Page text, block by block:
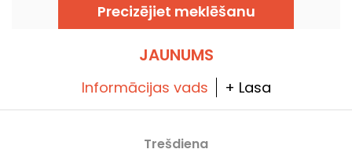
Precizējiet meklēšanu
JAUNUMS
Informācijas vads + Lasa
Trešdiena